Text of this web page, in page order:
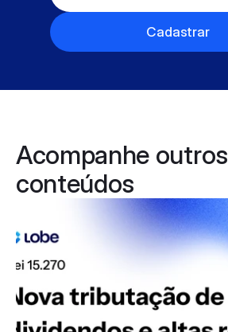
Cadastrar
Acompanhe outros
conteúdos